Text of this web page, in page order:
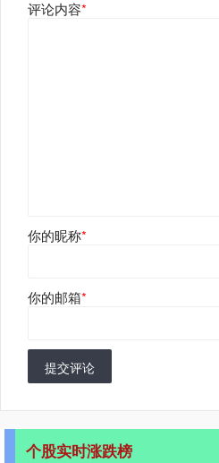
评论内容*
你的昵称*
你的邮箱*
提交评论
个股实时涨跌榜